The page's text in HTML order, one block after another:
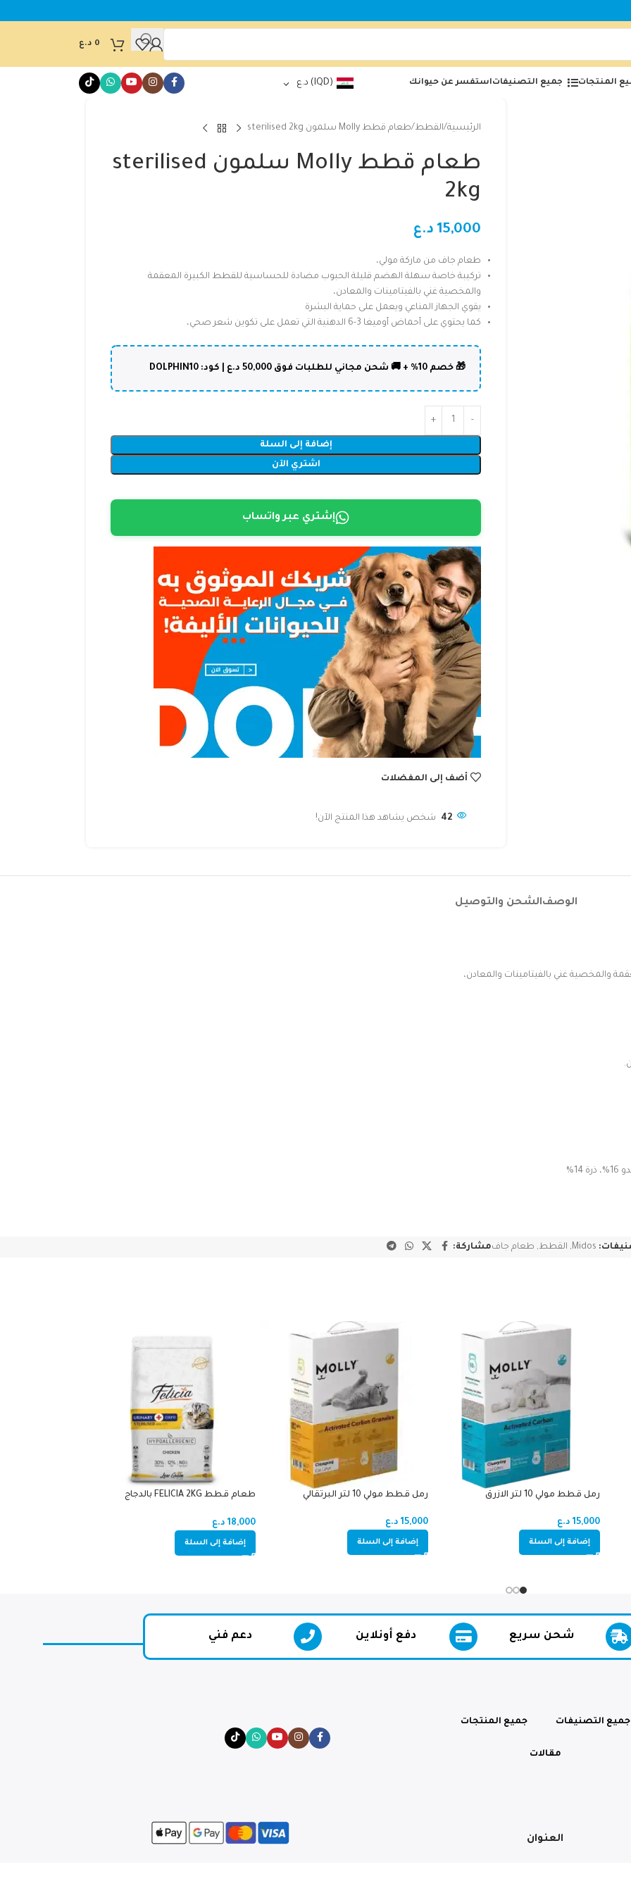
0 د.ع
المنتجات جميع التصنيفاتاستفسر عن حيوانك (IQD) د.ع
الرئيسية القطط طعام قطط Molly سلمون sterilised 2kg
طعام قطط Molly سلمون sterilised
2kg
15,000 د.ع
طعام جاف من ماركة مولي،
تركيبة خاصة سهلة الهضم قليلة الحبوب مضادة للحساسية للقطط الكبيرة المعقمة
والمخصية غني بالفيتامينات والمعادن،
يقوي الجهاز المناعي ويعمل على حماية البشرة
كما يحتوي على أحماض أوميغا 3-6 الدهنية التي تعمل على تكوين شعر صحي،
🎁 خصم 10% + 🚚 شحن مجاني للطلبات فوق 50,000 د.ع | كود: DOLPHIN10
إضافة إلى السلة
اشتري الآن
إشتري عبر واتساب
أضف إلى المفضلات
42 شخص يشاهد هذا المنتج الآن!
الوصفالشحن والتوصيل
والمخصية غني بالفيتامينات والمعادن،
Midos
, القطط, طعام جافمشاركة:
رمل قطط مولي 10 لتر الازرق
15,000 د.ع
إضافة إلى السلة
رمل قطط مولي 10 لتر البرتقالي
15,000 د.ع
إضافة إلى السلة
طعام قطط FELICIA 2KG بالدجاج
18,000 د.ع
إضافة إلى السلة
شحن سريع دفع أونلاين دعم فني
جميع التصنيفات جميع المنتجات
مقالات
العنوان